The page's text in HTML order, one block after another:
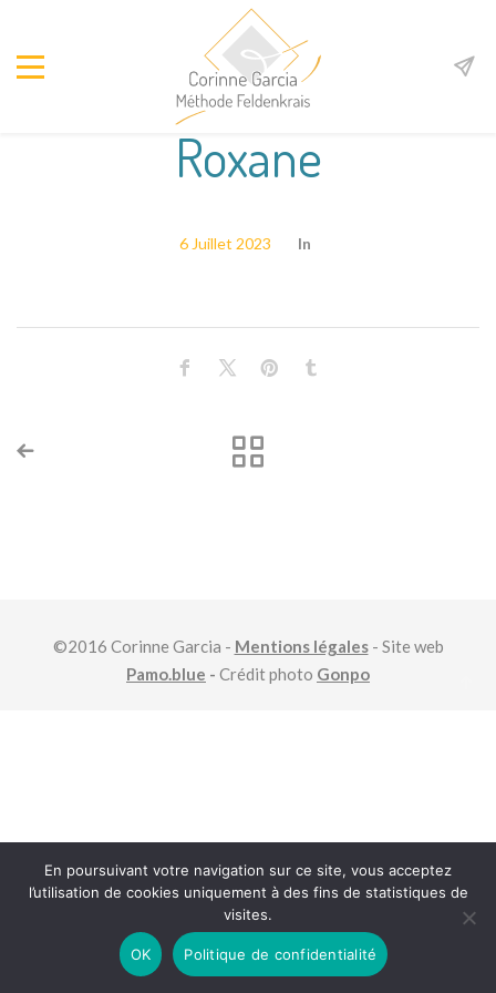
Roxane
6 Juillet 2023 In
©2016 Corinne Garcia - Mentions légales- Site web
Pamo.blue - Crédit photo Gonpo
En poursuivant votre navigation sur ce site, vous acceptez
l’utilisation de cookies uniquement à des fins de statistiques de
visites.
OK Politique de confidentialité